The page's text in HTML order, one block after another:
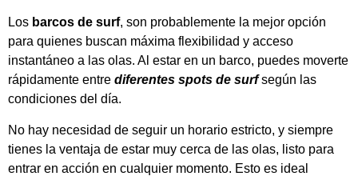
Los barcos de surf, son probablemente la mejor opción
para quienes buscan máxima flexibilidad y acceso
instantáneo a las olas. Al estar en un barco, puedes moverte
rápidamente entre diferentes spots de surf según las
condiciones del día.
No hay necesidad de seguir un horario estricto, y siempre
tienes la ventaja de estar muy cerca de las olas, listo para
entrar en acción en cualquier momento. Esto es ideal